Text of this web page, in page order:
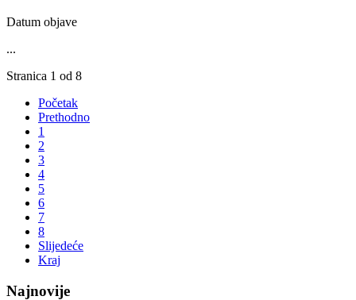
Datum objave
...
Stranica 1 od 8
Početak
Prethodno
1
2
3
4
5
6
7
8
Slijedeće
Kraj
Najnovije